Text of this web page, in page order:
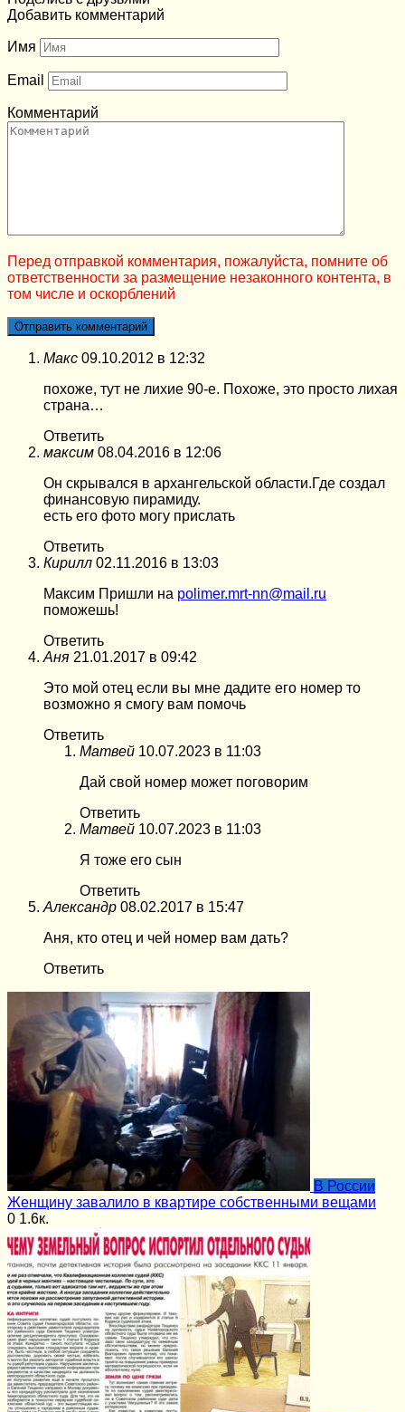
Добавить комментарий
Имя
Email
Комментарий
Перед отправкой комментария, пожалуйста, помните об
ответственности за размещение незаконного контента, в
том числе и оскорблений
Макс 09.10.2012 в 12:32
похоже, тут не лихие 90-е. Похоже, это просто лихая
страна…
Ответить
максим 08.04.2016 в 12:06
Он скрывался в архангельской области.Где создал
финансовую пирамиду.
есть его фото могу прислать
Ответить
Кирилл 02.11.2016 в 13:03
Максим Пришли на polimer.mrt-nn@mail.ru
поможешь!
Ответить
Аня 21.01.2017 в 09:42
Это мой отец если вы мне дадите его номер то
возможно я смогу вам помочь
Ответить
Матвей 10.07.2023 в 11:03
Дай свой номер может поговорим
Ответить
Матвей 10.07.2023 в 11:03
Я тоже его сын
Ответить
Александр 08.02.2017 в 15:47
Аня, кто отец и чей номер вам дать?
Ответить
В России
Женщину завалило в квартире собственными вещами
0 1.6к.